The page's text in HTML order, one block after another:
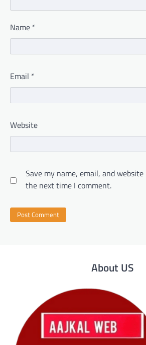
Name *
Email *
Website
Save my name, email, and
the next time I comment.
About US